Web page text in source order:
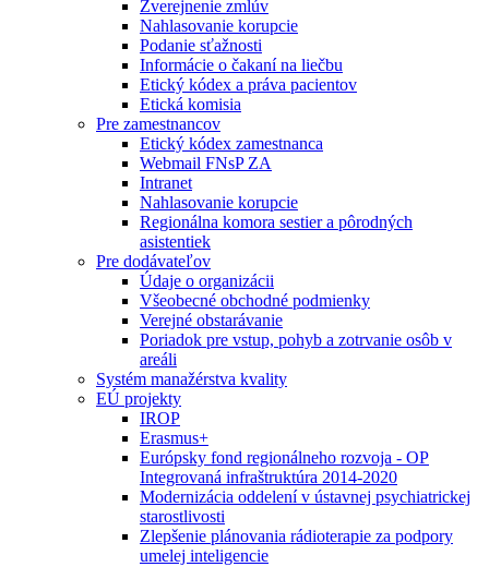
Zverejnenie zmlúv
Nahlasovanie korupcie
Podanie sťažnosti
Informácie o čakaní na liečbu
Etický kódex a práva pacientov
Etická komisia
Pre zamestnancov
Etický kódex zamestnanca
Webmail FNsP ZA
Intranet
Nahlasovanie korupcie
Regionálna komora sestier a pôrodných
asistentiek
Pre dodávateľov
Údaje o organizácii
Všeobecné obchodné podmienky
Verejné obstarávanie
Poriadok pre vstup, pohyb a zotrvanie osôb v
areáli
Systém manažérstva kvality
EÚ projekty
IROP
Erasmus+
Európsky fond regionálneho rozvoja - OP
Integrovaná infraštruktúra 2014-2020
Modernizácia oddelení v ústavnej psychiatrickej
starostlivosti
Zlepšenie plánovania rádioterapie za podpory
umelej inteligencie